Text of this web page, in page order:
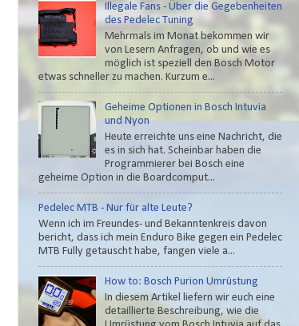
Illegale Fans - Über die Gegebenheiten
des Pedelec Tuning
Mehrmals im Monat bekommen wir
von Lesern Anfragen, ob und wie es
möglich ist speziell den Bosch Motor
etwas schneller zu machen. Kurzum e...
Geheime Optionen in Bosch Intuvia
und Nyon
Heute erreichte uns eine Nachricht, die
es in sich hat. Scheinbar haben die
Programmierer bei Bosch eine
geheime Option in die Boardcomput...
Pedelec MTB - Nur für alte Leute?
Wenn ich im Freundes- und Bekanntenkreis davon
bericht, dass ich mein Enduro Bike gegen ein Pedelec
MTB Fully getauscht habe, fangen viele a...
How to: Bosch Purion Umrüstung
In diesem Artikel liefern wir euch eine
detaillierte Beschreibung, wie die